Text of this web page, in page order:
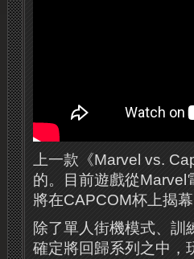
上一款《Marvel vs.
的。目前遊戲從Marvel
將在CAPCOM杯上揭幕
除了單人街機模式、訓
確定將回歸系列之中，